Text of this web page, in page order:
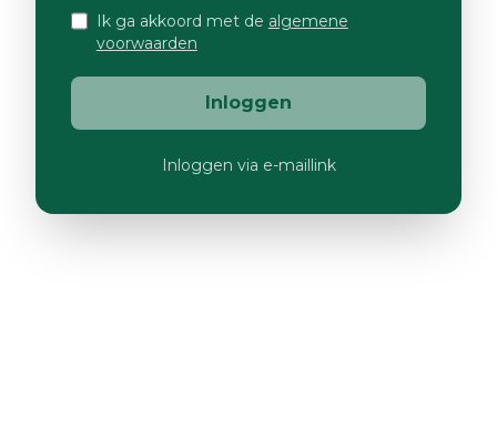
Ik ga akkoord met de algemene
voorwaarden
Inloggen
Inloggen via e-maillink